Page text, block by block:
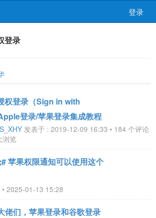
登录
登录
权登录（Sign in with
登录/苹果登录集成教程
发表于 : 2019-12-09 16:33 • 184 个评论
浏览
苹果权限通知可以使用这个
2025-01-13 15:28
佬们，苹果登录和谷歌登录